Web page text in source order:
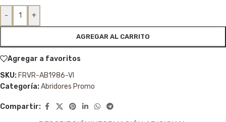
- +
AGREGAR AL CARRITO
Agregar a favoritos
SKU: FRVR-AB1986-VI
Categoría:Abridores Promo
Compartir: